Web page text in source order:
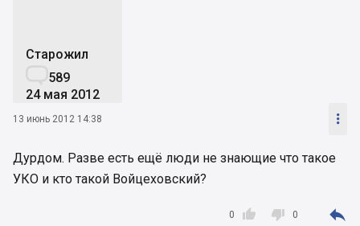
Старожил
589
24 мая 2012
13 июнь 2012 14:38 
Дурдом. Разве есть ещё люди не знающие что такое
УКО и кто такой Войцеховский?

0  0 